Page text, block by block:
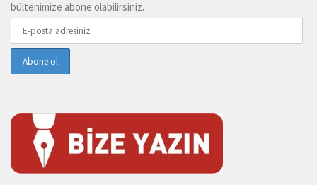
bültenimize abone olabilirsiniz.